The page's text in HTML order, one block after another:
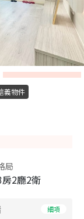
義物件
局
2廳2衛
細項